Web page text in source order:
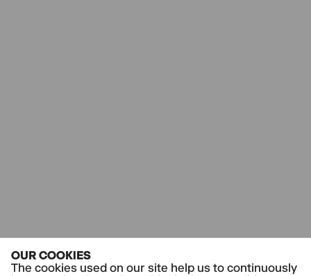
OUR COOKIES
The cookies used on our site help us to continuously